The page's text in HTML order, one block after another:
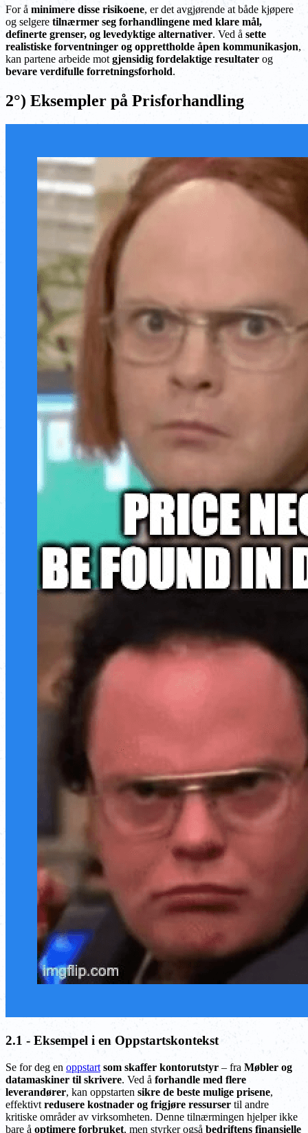
For å minimere disse risikoene, er det avgjørende at både kjøpere
og selgere tilnærmer seg forhandlingene med klare mål,
definerte grenser, og levedyktige alternativer. Ved å sette
realistiske forventninger og opprettholde åpen kommunikasjon,
kan partene arbeide mot gjensidig fordelaktige resultater og
bevare verdifulle forretningsforhold.
2°) Eksempler på Prisforhandling
2.1 - Eksempel i en Oppstartskontekst
Se for deg en oppstart som skaffer kontorutstyr– fra Møbler og
datamaskiner til skrivere. Ved å forhandle med flere
leverandører, kan oppstarten sikre de beste mulige prisene,
effektivt redusere kostnader og frigjøre ressurser til andre
kritiske områder av virksomheten. Denne tilnærmingen hjelper ikke
bare å optimere forbruket, men styrker også bedriftens finansielle